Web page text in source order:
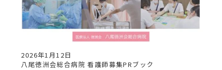
2026年1月12日
八尾徳洲会総合病院 看護師募集PRブック